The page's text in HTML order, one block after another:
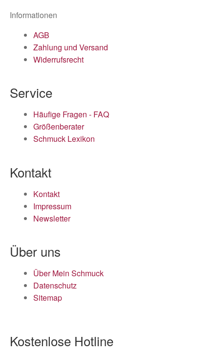
Informationen
AGB
Zahlung und Versand
Widerrufsrecht
Service
Häufige Fragen - FAQ
Größenberater
Schmuck Lexikon
Kontakt
Kontakt
Impressum
Newsletter
Über uns
Über Mein Schmuck
Datenschutz
Sitemap
Kostenlose Hotline